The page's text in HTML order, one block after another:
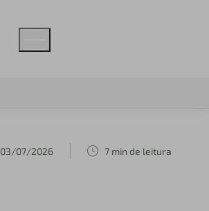
03/07/2026 7 min de leitura